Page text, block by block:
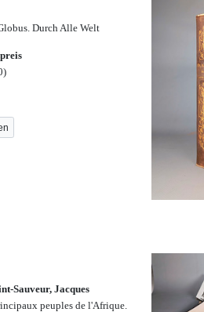
Durch Alle Welt
Sauveur, Jacques
peuples de l'Afrique.